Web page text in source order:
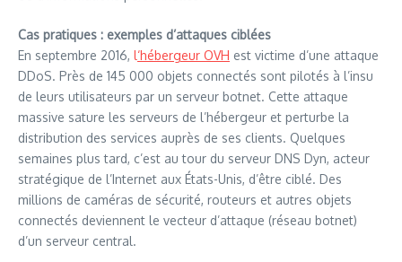
Cas pratiques : exemples d’attaques ciblées
En septembre 2016, l‘hébergeur OVH est victime d’une attaque
DDoS. Près de 145 000 objets connectés sont pilotés à l’insu
de leurs utilisateurs par un serveur botnet. Cette attaque
massive sature les serveurs de l’hébergeur et perturbe la
distribution des services auprès de ses clients. Quelques
semaines plus tard, c’est au tour du serveur DNS Dyn, acteur
stratégique de l’Internet aux États-Unis, d’être ciblé. Des
millions de caméras de sécurité, routeurs et autres objets
connectés deviennent le vecteur d’attaque (réseau botnet)
d’un serveur central.